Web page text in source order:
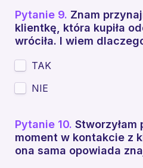
Pytanie 9. Znam
klientkę, która kupiła
wróciła. I wiem
TAK
NIE
Pytanie 10. Stworzyłam
moment w kontakcie z
ona sama opowiada